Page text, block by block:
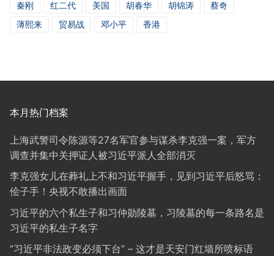
秦刚
红二代 美国 胡春华 胡锦涛
蔡奇
薄熙来
贸易战 邓小平 香港
本月热门档案
上海武警司令陈源等27名军官参与谋杀李克强一案，军方
调查并集中关押证人被习近平派人全部消灭
李克强女儿在葬礼上不和习近平握手，见到习近平后怒骂：
侩子手！央视不敢播出画面
习近平的六个私生子和习仲勋陵墓，习陵墓的每一条路名是
习近平的私生子名字
“习近平非法政变必须下台” – 这才是天安门红墙所喷标语